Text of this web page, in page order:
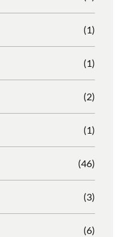
(1)
(1)
(2)
(1)
(46)
(3)
(6)